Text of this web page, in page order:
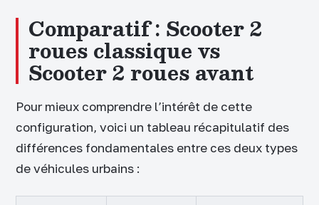
Comparatif : Scooter 2
roues classique vs
Scooter 2 roues avant
Pour mieux comprendre l’intérêt de cette
configuration, voici un tableau récapitulatif des
différences fondamentales entre ces deux types
de véhicules urbains :